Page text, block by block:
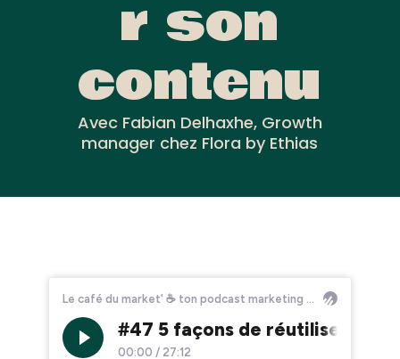
r son
contenu
Avec Fabian Delhaxhe, Growth
manager chez Flora by Ethias